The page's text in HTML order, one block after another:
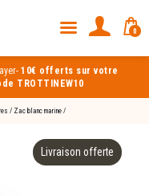
-10€ offerts sur votre
TROTTINEW10
0
/ Zac blanc marine/